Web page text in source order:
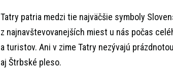
Tatry patria medzi tie najväčšie symboly
z najnavštevovanejších miest u nás počas
a turistov. Ani v zime Tatry nezývajú
aj Štrbské pleso.